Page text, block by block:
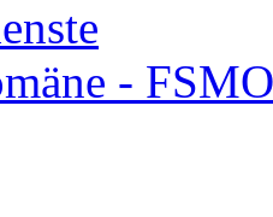
- FSMO